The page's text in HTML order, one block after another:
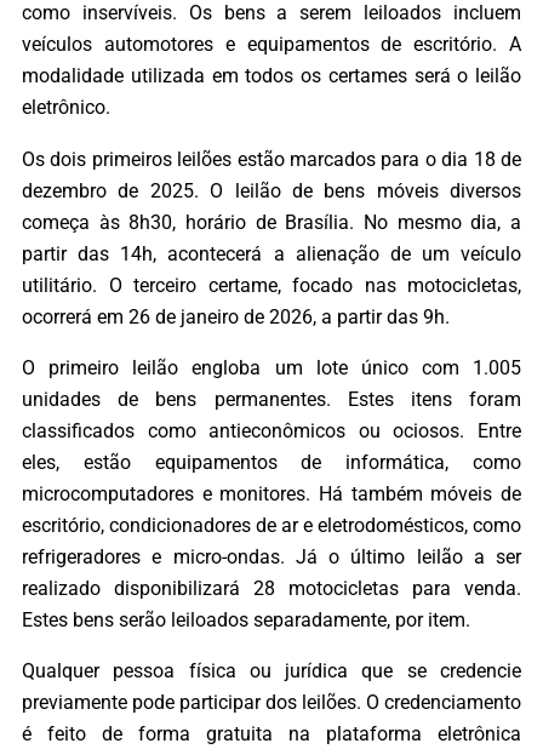
como inservíveis. Os bens a serem leiloados incluem
veículos automotores e equipamentos de escritório. A
modalidade utilizada em todos os certames será o leilão
eletrônico.
Os dois primeiros leilões estão marcados para o dia 18 de
dezembro de 2025. O leilão de bens móveis diversos
começa às 8h30, horário de Brasília. No mesmo dia, a
partir das 14h, acontecerá a alienação de um veículo
utilitário. O terceiro certame, focado nas motocicletas,
ocorrerá em 26 de janeiro de 2026, a partir das 9h.
O primeiro leilão engloba um lote único com 1.005
unidades de bens permanentes. Estes itens foram
classificados como antieconômicos ou ociosos. Entre
eles, estão equipamentos de informática, como
microcomputadores e monitores. Há também móveis de
escritório, condicionadores de ar e eletrodomésticos, como
refrigeradores e micro-ondas. Já o último leilão a ser
realizado disponibilizará 28 motocicletas para venda.
Estes bens serão leiloados separadamente, por item.
Qualquer pessoa física ou jurídica que se credencie
previamente pode participar dos leilões. O credenciamento
é feito de forma gratuita na plataforma eletrônica